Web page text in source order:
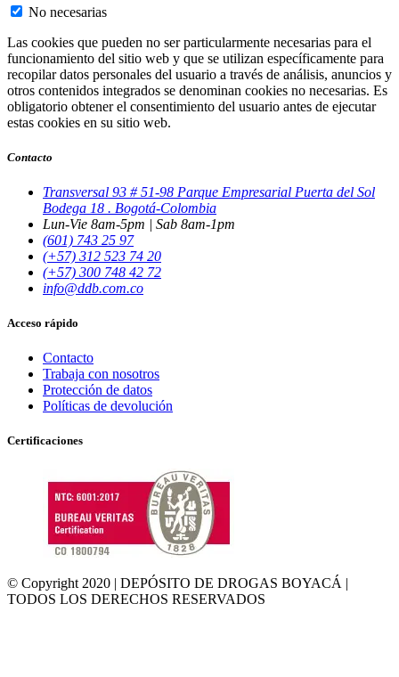
No necesarias
Las cookies que pueden no ser particularmente necesarias para el
funcionamiento del sitio web y que se utilizan específicamente para
recopilar datos personales del usuario a través de análisis, anuncios y
otros contenidos integrados se denominan cookies no necesarias. Es
obligatorio obtener el consentimiento del usuario antes de ejecutar
estas cookies en su sitio web.
Contacto
Transversal 93 # 51-98 Parque Empresarial Puerta del Sol
Bodega 18 . Bogotá-Colombia
Lun-Vie 8am-5pm | Sab 8am-1pm
(601) 743 25 97
(+57) 312 523 74 20
(+57) 300 748 42 72
info@ddb.com.co
Acceso rápido
Contacto
Trabaja con nosotros
Protección de datos
Políticas de devolución
Certificaciones
© Copyright 2020 | DEPÓSITO DE DROGAS BOYACÁ |
TODOS LOS DERECHOS RESERVADOS